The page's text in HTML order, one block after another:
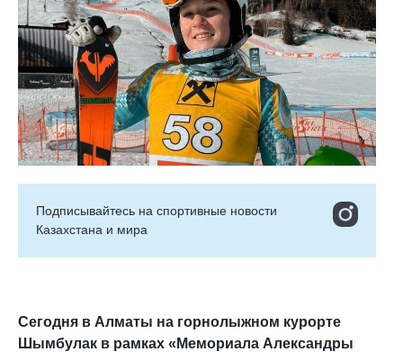
Подписывайтесь на cпортивные новости
Казахстана и мира
Сегодня в Алматы на горнолыжном курорте
Шымбулак в рамках «Мемориала Александры